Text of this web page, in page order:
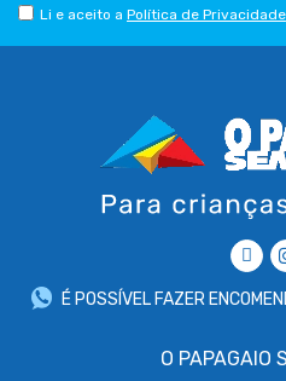
Li e aceito a Política de Privacidade
É POSSÍVEL FAZER
O PAPAGAIO